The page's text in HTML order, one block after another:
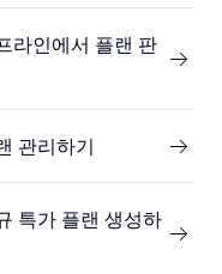
라인에서 플랜 판
관리하기
특가 플랜 생성하